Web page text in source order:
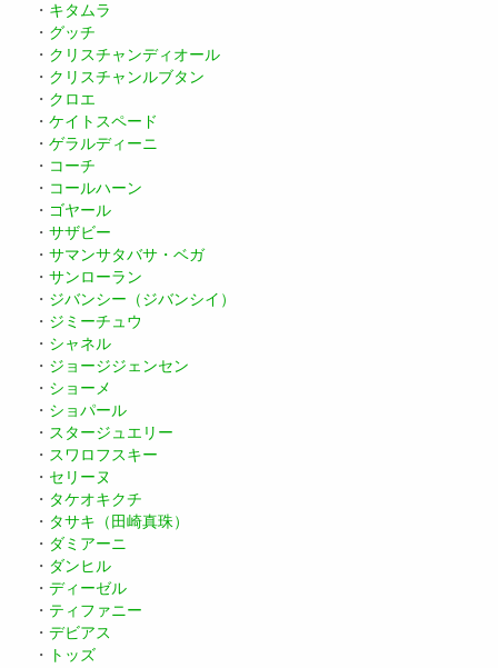
・ キタムラ
・ グッチ
・ クリスチャンディオール
・ クリスチャンルブタン
・ クロエ
・ ケイトスペード
・ ゲラルディーニ
・ コーチ
・ コールハーン
・ ゴヤール
・ サザビー
・ サマンサタバサ・ベガ
・ サンローラン
・ ジバンシー（ジバンシイ）
・ ジミーチュウ
・ シャネル
・ ジョージジェンセン
・ ショーメ
・ ショパール
・ スタージュエリー
・ スワロフスキー
・ セリーヌ
・ タケオキクチ
・ タサキ（田崎真珠）
・ ダミアーニ
・ ダンヒル
・ ディーゼル
・ ティファニー
・ デビアス
・
トッズ